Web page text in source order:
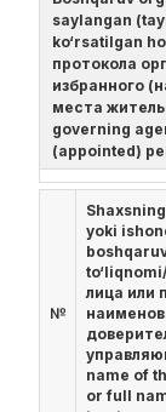
saylangan
ko‘rsatilgan
протокола
избранного
места
governing
(appointed)
№
yoki
лица или
name of
or full